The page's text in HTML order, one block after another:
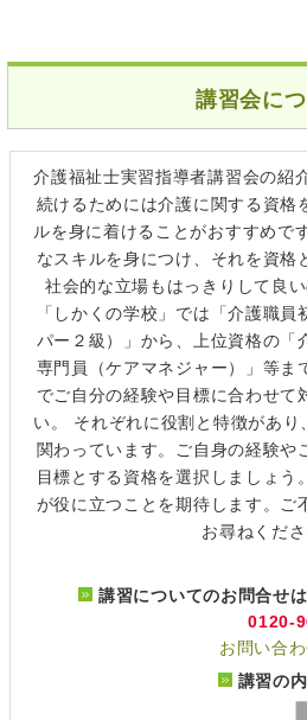
講習会に
介護福祉士実習指導者講習会の紹
続けるためには介護に関する資格
ルを身に着けることがおすすめで
なスキルを身につけ、それを資格
社会的な立場もはっきりして良
「しかくの学校」では「介護職
パー２級）」から、上位資格の「
専門員（ケアマネジャー）」等ま
でご自分の経験や目標に合わせて
い。 それぞれに役割と特徴があ
関わっています。ご自身の経験や
目標とする資格を選択しましょう
が役に立つことを期待します。ご
お尋ねくださ
講習についてのお問合せ
0120-
お問い合
講習の